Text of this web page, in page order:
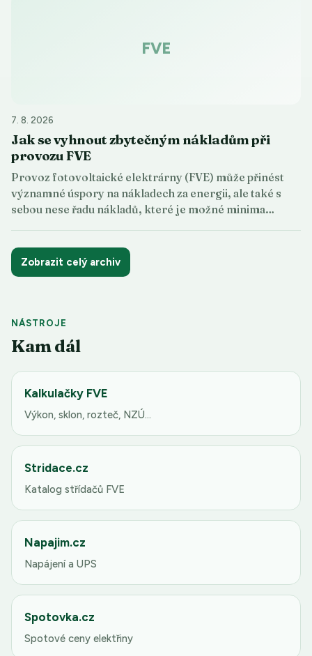
FVE
7. 8. 2026
Jak se vyhnout zbytečným nákladům při
provozu FVE
Provoz fotovoltaické elektrárny (FVE) může přinést
významné úspory na nákladech za energii, ale také s
sebou nese řadu nákladů, které je možné minima…
Zobrazit celý archiv
NÁSTROJE
Kam dál
Kalkulačky FVE
Výkon, sklon, rozteč, NZÚ…
Stridace.cz
Katalog střídačů FVE
Napajim.cz
Napájení a UPS
Spotovka.cz
Spotové ceny elektřiny